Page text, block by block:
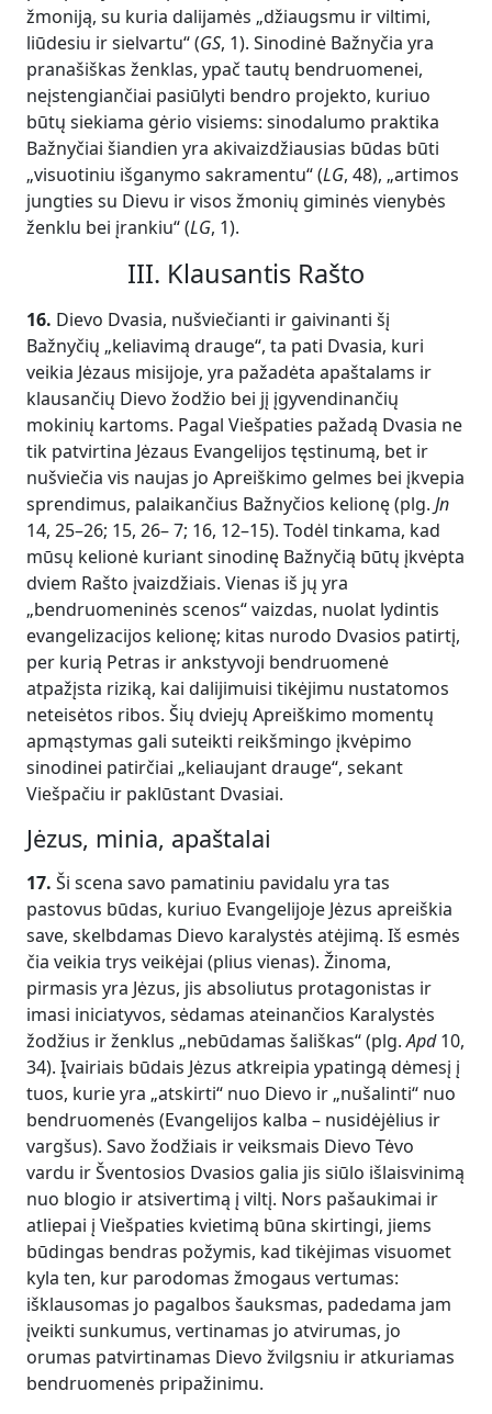
žmoniją, su kuria dalijamės „džiaugsmu ir viltimi,
liūdesiu ir sielvartu“ (GS, 1). Sinodinė Bažnyčia yra
pranašiškas ženklas, ypač tautų bendruomenei,
neįstengiančiai pasiūlyti bendro projekto, kuriuo
būtų siekiama gėrio visiems: sinodalumo praktika
Bažnyčiai šiandien yra akivaizdžiausias būdas būti
„visuotiniu išganymo sakramentu“ (LG, 48), „artimos
jungties su Dievu ir visos žmonių giminės vienybės
ženklu bei įrankiu“ (LG, 1).
III. Klausantis Rašto
16. Dievo Dvasia, nušviečianti ir gaivinanti šį
Bažnyčių „keliavimą drauge“, ta pati Dvasia, kuri
veikia Jėzaus misijoje, yra pažadėta apaštalams ir
klausančių Dievo žodžio bei jį įgyvendinančių
mokinių kartoms. Pagal Viešpaties pažadą Dvasia ne
tik patvirtina Jėzaus Evangelijos tęstinumą, bet ir
nušviečia vis naujas jo Apreiškimo gelmes bei įkvepia
sprendimus, palaikančius Bažnyčios kelionę (plg. Jn
14, 25–26; 15, 26– 7; 16, 12–15). Todėl tinkama, kad
mūsų kelionė kuriant sinodinę Bažnyčią būtų įkvėpta
dviem Rašto įvaizdžiais. Vienas iš jų yra
„bendruomeninės scenos“ vaizdas, nuolat lydintis
evangelizacijos kelionę; kitas nurodo Dvasios patirtį,
per kurią Petras ir ankstyvoji bendruomenė
atpažįsta riziką, kai dalijimuisi tikėjimu nustatomos
neteisėtos ribos. Šių dviejų Apreiškimo momentų
apmąstymas gali suteikti reikšmingo įkvėpimo
sinodinei patirčiai „keliaujant drauge“, sekant
Viešpačiu ir paklūstant Dvasiai.
Jėzus, minia, apaštalai
17. Ši scena savo pamatiniu pavidalu yra tas
pastovus būdas, kuriuo Evangelijoje Jėzus apreiškia
save, skelbdamas Dievo karalystės atėjimą. Iš esmės
čia veikia trys veikėjai (plius vienas). Žinoma,
pirmasis yra Jėzus, jis absoliutus protagonistas ir
imasi iniciatyvos, sėdamas ateinančios Karalystės
žodžius ir ženklus „nebūdamas šališkas“ (plg.Apd10,
34). Įvairiais būdais Jėzus atkreipia ypatingą dėmesį į
tuos, kurie yra „atskirti“ nuo Dievo ir „nušalinti“ nuo
bendruomenės (Evangelijos kalba – nusidėjėlius ir
vargšus). Savo žodžiais ir veiksmais Dievo Tėvo
vardu ir Šventosios Dvasios galia jis siūlo išlaisvinimą
nuo blogio ir atsivertimą į viltį. Nors pašaukimai ir
atliepai į Viešpaties kvietimą būna skirtingi, jiems
būdingas bendras požymis, kad tikėjimas visuomet
kyla ten, kur parodomas žmogaus vertumas:
išklausomas jo pagalbos šauksmas, padedama jam
įveikti sunkumus, vertinamas jo atvirumas, jo
orumas patvirtinamas Dievo žvilgsniu ir atkuriamas
bendruomenės pripažinimu.